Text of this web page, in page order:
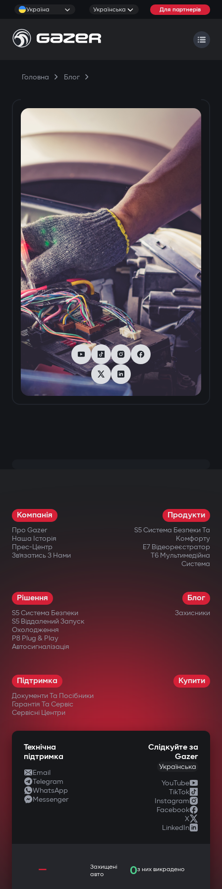
Україна Українська Для партнерів
Головна Блог
Компанія
Про Gazer
Наша Історія
Прес-Центр
Зв’язатись З Нами
Продукти
S5 Система Безпеки Та
Комфорту
E7 Відеореєстратор
T6 Мультимедійна
Система
Рішення
S5 Система Безпеки
S5 Віддалений Запуск
Охолодження
P8 Plug & Play
Автосигналізація
Блог
Захисники
Підтримка
Документи Та Посібники
Гарантія Та Сервіс
Сервісні Центри
Купити
Технічна
підтримка
Email
Telegram
WhatsApp
Messenger
Слідкуйте за
Gazer
Українська
YouTube
TikTok
Instagram
Facebook
X
LinkedIn
—
Захищені
авто
0з них викрадено